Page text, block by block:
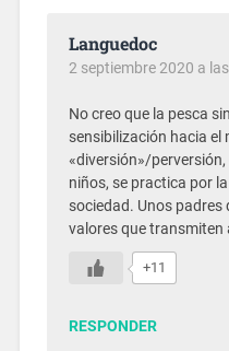
Languedoc
2 septiembre 2020 a
No creo que la pesca
sensibilización hacia
«diversión»/
niños, se practica por
sociedad. Unos padres
valores que transmiten
+11
RESPONDER